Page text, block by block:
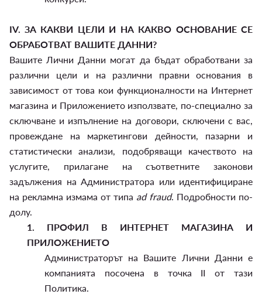
IV. ЗА КАКВИ ЦЕЛИ И НА КАКВО ОСНОВАНИЕ СЕ
ОБРАБОТВАТ ВАШИТЕ ДАННИ?
Вашите Лични Данни могат да бъдат обработвани за
различни цели и на различни правни основания в
зависимост от това кои функционалности на Интернет
магазина и Приложението използвате, по-специално за
сключване и изпълнение на договори, сключени с вас,
провеждане на маркетингови дейности, пазарни и
статистически анализи, подобряващи качеството на
услугите, прилагане на съответните законови
задължения на Администратора или идентифициране
на рекламна измама от типа ad fraud. Подробности по-
долу.
1. ПРОФИЛ В ИНТЕРНЕТ МАГАЗИНА И
ПРИЛОЖЕНИЕТО
Администраторът на Вашите Лични Данни е
компанията посочена в точка II от тази
Политика.